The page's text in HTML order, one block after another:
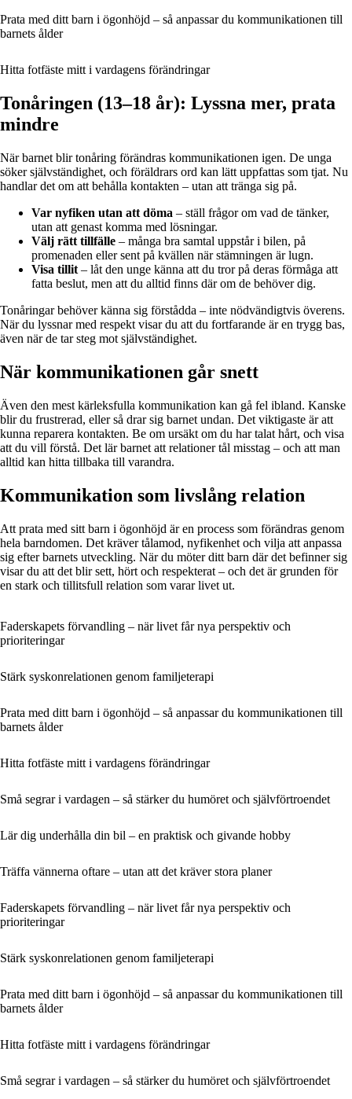
Prata med ditt barn i ögonhöjd – så anpassar du kommunikationen till
barnets ålder
Hitta fotfäste mitt i vardagens förändringar
Tonåringen (13–18 år): Lyssna mer, prata
mindre
När barnet blir tonåring förändras kommunikationen igen. De unga
söker självständighet, och föräldrars ord kan lätt uppfattas som tjat. Nu
handlar det om att behålla kontakten – utan att tränga sig på.
Var nyfiken utan att döma – ställ frågor om vad de tänker,
utan att genast komma med lösningar.
Välj rätt tillfälle – många bra samtal uppstår i bilen, på
promenaden eller sent på kvällen när stämningen är lugn.
Visa tillit – låt den unge känna att du tror på deras förmåga att
fatta beslut, men att du alltid finns där om de behöver dig.
Tonåringar behöver känna sig förstådda – inte nödvändigtvis överens.
När du lyssnar med respekt visar du att du fortfarande är en trygg bas,
även när de tar steg mot självständighet.
När kommunikationen går snett
Även den mest kärleksfulla kommunikation kan gå fel ibland. Kanske
blir du frustrerad, eller så drar sig barnet undan. Det viktigaste är att
kunna reparera kontakten. Be om ursäkt om du har talat hårt, och visa
att du vill förstå. Det lär barnet att relationer tål misstag – och att man
alltid kan hitta tillbaka till varandra.
Kommunikation som livslång relation
Att prata med sitt barn i ögonhöjd är en process som förändras genom
hela barndomen. Det kräver tålamod, nyfikenhet och vilja att anpassa
sig efter barnets utveckling. När du möter ditt barn där det befinner sig
visar du att det blir sett, hört och respekterat – och det är grunden för
en stark och tillitsfull relation som varar livet ut.
Faderskapets förvandling – när livet får nya perspektiv och
prioriteringar
Stärk syskonrelationen genom familjeterapi
Prata med ditt barn i ögonhöjd – så anpassar du kommunikationen till
barnets ålder
Hitta fotfäste mitt i vardagens förändringar
Små segrar i vardagen – så stärker du humöret och självförtroendet
Lär dig underhålla din bil – en praktisk och givande hobby
Träffa vännerna oftare – utan att det kräver stora planer
Faderskapets förvandling – när livet får nya perspektiv och
prioriteringar
Stärk syskonrelationen genom familjeterapi
Prata med ditt barn i ögonhöjd – så anpassar du kommunikationen till
barnets ålder
Hitta fotfäste mitt i vardagens förändringar
Små segrar i vardagen – så stärker du humöret och självförtroendet